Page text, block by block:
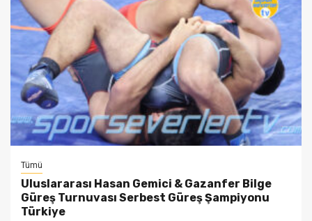
Tümü
Uluslararası Hasan Gemici & Gazanfer Bilge
Güreş Turnuvası Serbest Güreş Şampiyonu
Türkiye